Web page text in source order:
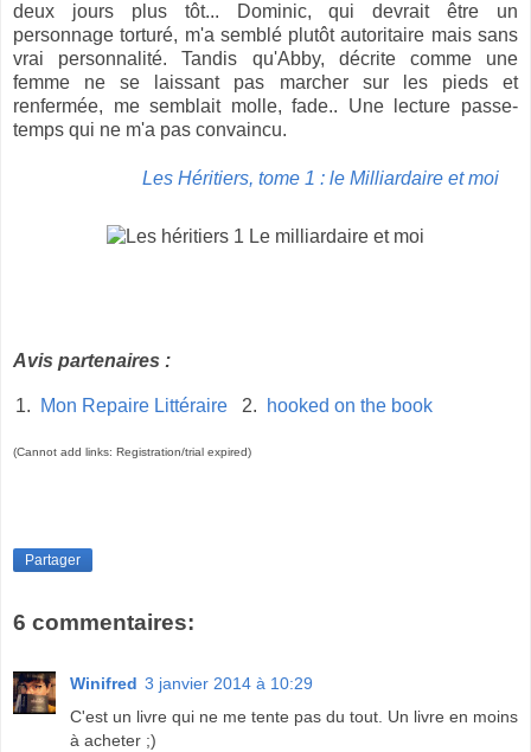
deux jours plus tôt... Dominic, qui devrait être un
personnage torturé, m'a semblé plutôt autoritaire mais sans
vrai personnalité. Tandis qu'Abby, décrite comme une
femme ne se laissant pas marcher sur les pieds et
renfermée, me semblait molle, fade.. Une lecture passe-
temps qui ne m'a pas convaincu.
Les Héritiers, tome 1 : le Milliardaire et moi
Avis partenaires :
1. Mon Repaire Littéraire 2. hooked on the book
(Cannot add links: Registration/trial expired)
Partager
6 commentaires:
Winifred 3 janvier 2014 à 10:29
C'est un livre qui ne me tente pas du tout. Un livre en moins
à acheter ;)